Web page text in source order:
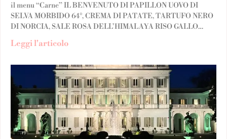
il menu “Carne” IL BENVENUTO DI PAPILLON UOVO DI
SELVA MORBIDO 64°, CREMA DI PATATE, TARTUFO NERO
DI NORCIA, SALE ROSA DELL’HIMALAYA RISO GALLO
Leggi l'articolo